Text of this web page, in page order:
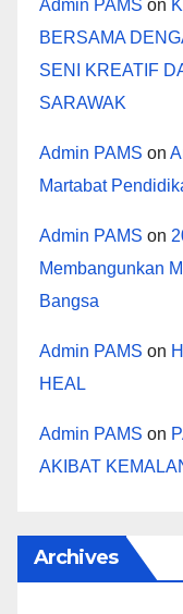
Admin PAMS on
BERSAMA
SENI KREATIF
SARAWAK
Admin PAMS on
Martabat
Admin PAMS on
Membangunkan
Bangsa
Admin PAMS on
HEAL
Admin PAMS on
AKIBAT
Archives